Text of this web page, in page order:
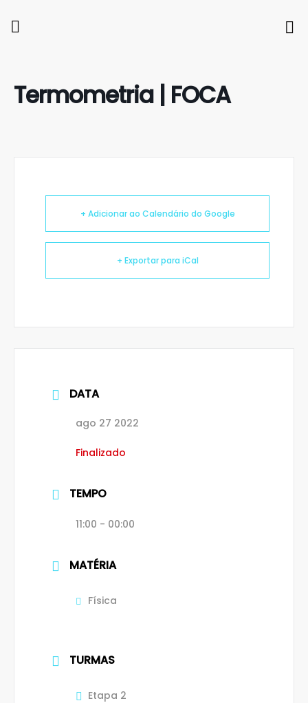
Termometria | FOCA
+ Adicionar ao Calendário do Google
+ Exportar para iCal
DATA
ago 27 2022
Finalizado
TEMPO
11:00 - 00:00
MATÉRIA
Física
TURMAS
Etapa 2